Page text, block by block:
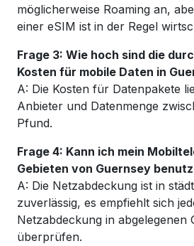
möglicherweise Roaming an,
einer eSIM ist in der Regel
Frage 3: Wie hoch sind die
Kosten für mobile Daten in
A: Die Kosten für Datenpakete
Anbieter und Datenmenge
Pfund.
Frage 4: Kann ich mein
Gebieten von Guernsey
A: Die Netzabdeckung ist in
zuverlässig, es empfiehlt sich
Netzabdeckung in abgelegenen
überprüfen.